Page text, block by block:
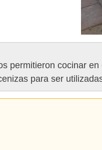
permitieron cocinar
para ser